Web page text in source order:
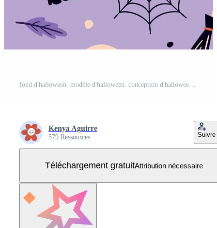
fond d'halloween. modèle d'halloween. conception d'halloween Vecteur Gratuit
Kenya Aguirre
579 Ressources Suivre
Téléchargement gratuitAttribution nécessaire